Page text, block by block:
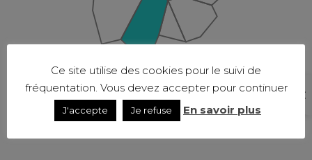
Ce site utilise des cookies pour le suivi de
fréquentation. Vous devez accepter pour continuer
J'accepte Je refuse En savoir plus